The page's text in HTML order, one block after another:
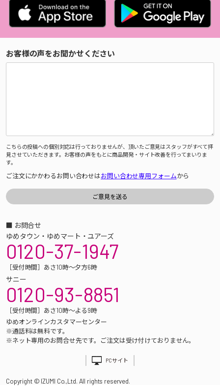
お客様の声をお聞かせください
こちらの投稿への個別対応は行っておりませんが、頂いたご意見はスタッフがすべて拝
見させていただきます。お客様の声をもとに商品開発・サイト改善を行ってまいりま
す。
ご注文にかかわるお問い合わせはお問い合わせ専用フォームから
■ お問合せ
ゆめタウン・ゆめマート・ユアーズ
0120-37-1947
［受付時間］あさ10時～夕方6時
サニー
0120-93-8851
［受付時間］あさ10時～よる9時
ゆめオンラインカスタマーセンター
※通話料は無料です。
※ネット専用のお問合せ先です。ご注文は受け付けておりません。
PCサイト
Copyright © IZUMI Co.,Ltd. All rights reserved.